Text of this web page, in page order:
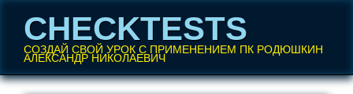
CHECKTESTS
СОЗДАЙ СВОЙ УРОК С ПРИМЕНЕНИЕМ ПК РОДЮШКИН
АЛЕКСАНДР НИКОЛАЕВИЧ